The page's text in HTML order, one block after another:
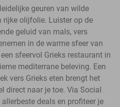
geuren van wilde
rijke olijfolie. Luister op de
geluid van mals, vers
in de warme sfeer van
sfeervol Grieks restaurant in
mediterrane beleving. Een
vers Grieks eten brengt het
direct naar je toe. Via Social
deals en profiteer je